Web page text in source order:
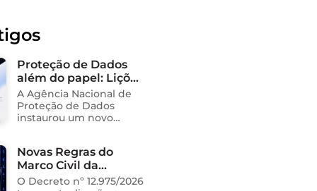
Proteção de Dados
além do papel: Lições
do novo processo
sancionador da
ANPD
A Agência Nacional de
Proteção de Dados
instaurou um novo
Instituto Saúde e
Cidadania (Isac),
organização social
Novas Regras do
Marco Civil da
Internet
O Decreto nº 12.975/2026